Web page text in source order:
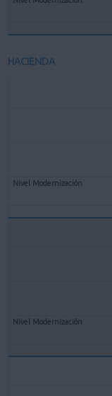
HACIENDA